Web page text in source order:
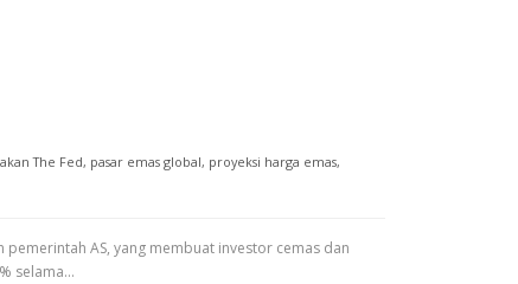
The Fed, pasar emas global, proyeksi harga emas,
AS, yang membuat investor cemas dan
selama…